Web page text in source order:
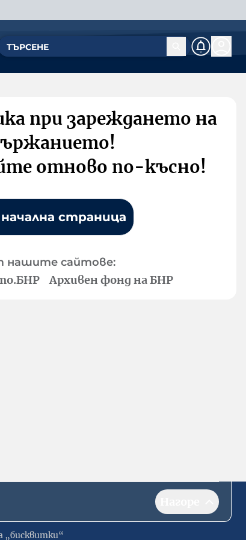
при зареждането на
отново по-късно!
страница
нашите сайтове:
Архивен фонд на БНР
„бисквитки“